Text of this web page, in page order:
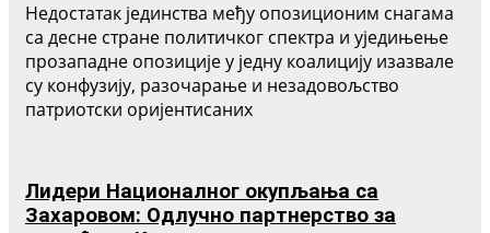
Недостатак јединства међу опозиционим снагама
са десне стране политичког спектра и уједињење
прозападне опозиције у једну коалицију изазвале
су конфузију, разочарање и незадовољство
патриотски оријентисаних
Лидери Националног окупљања са
Захаровом: Одлучно партнерство за